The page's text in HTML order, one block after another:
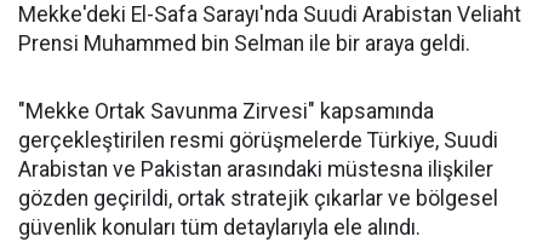
Mekke'deki El-Safa Sarayı'nda Suudi Arabistan Veliaht
Prensi Muhammed bin Selman ile bir araya geldi.
"Mekke Ortak Savunma Zirvesi" kapsamında
gerçekleştirilen resmi görüşmelerde Türkiye, Suudi
Arabistan ve Pakistan arasındaki müstesna ilişkiler
gözden geçirildi, ortak stratejik çıkarlar ve bölgesel
güvenlik konuları tüm detaylarıyla ele alındı.